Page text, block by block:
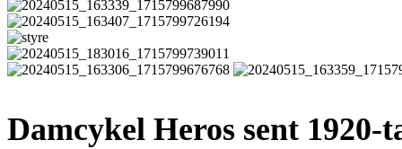
Damcykel Heros sent 1920-